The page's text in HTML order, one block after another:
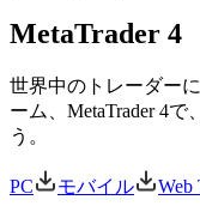
MetaTrader 4
世界中のトレーダー
ーム、MetaTrader 4
う。
PC モバイル Web